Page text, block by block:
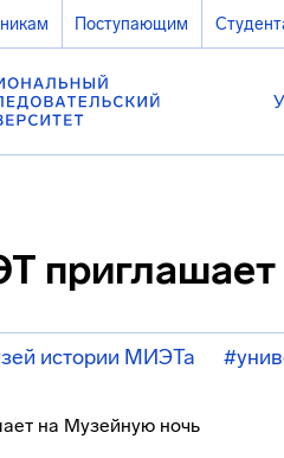
Поступающим
истории МИЭТа